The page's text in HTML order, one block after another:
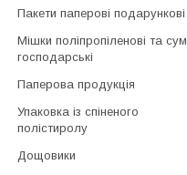
Пакети паперові подарункові
Мішки поліпропіленові та
господарські
Паперова продукція
Упаковка із спіненого
полістиролу
Дощовики